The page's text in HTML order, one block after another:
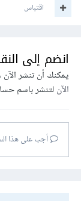
اقتباس
انضم إلى
يمكنك أن تنشر
الآنلتنشر باسم
أجب على هذا